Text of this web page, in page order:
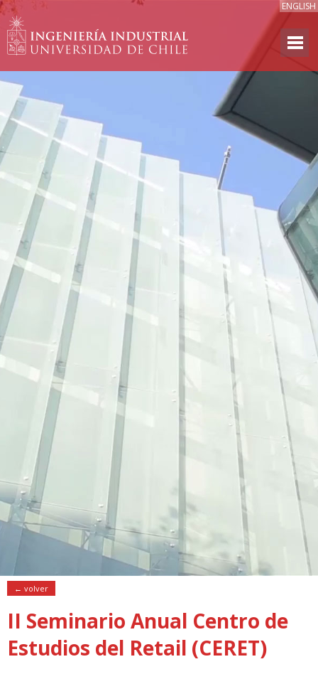
ENGLISH
← volver
II Seminario Anual Centro de
Estudios del Retail (CERET)